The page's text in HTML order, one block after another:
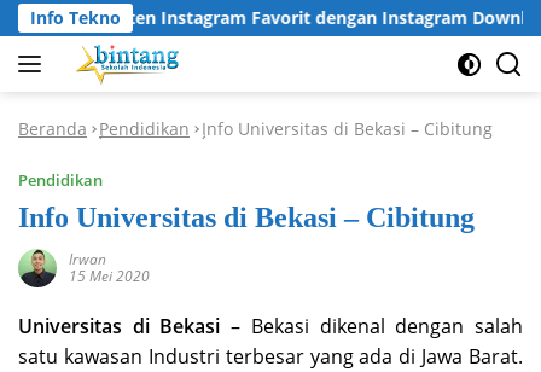
Langsung
ke
konten
Info Tekno
Konten Instagram Favorit dengan Instagram Downloader
Beranda -Pendidikan -Info Universitas di Bekasi – Cibitung
Pendidikan
Info Universitas di Bekasi – Cibitung
Irwan
15 Mei 2020
Universitas di Bekasi – Bekasi dikenal dengan salah
satu kawasan Industri terbesar yang ada di Jawa Barat.